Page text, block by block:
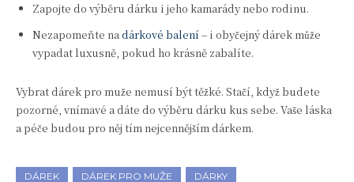
Zapojte do výběru dárku i jeho kamarády nebo rodinu.
Nezapomeňte nadárkové balení – i obyčejný dárek může
vypadat luxusně, pokud ho krásně zabalíte.
Vybrat dárek pro muže nemusí být těžké. Stačí, když budete
pozorné, vnímavé a dáte do výběru dárku kus sebe. Vaše láska
a péče budou pro něj tím nejcennějším dárkem.
DÁREK DÁREK PRO MUŽE
DÁRKY